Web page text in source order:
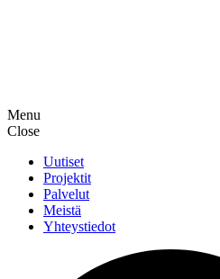
Menu
Close
Uutiset
Projektit
Palvelut
Meistä
Yhteystiedot